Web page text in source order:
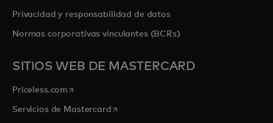
Privacidad y responsabilidad de datos
Normas corporativas vinculantes (BCRs)
SITIOS WEB DE MASTERCARD
Priceless.com se abre en una pestaña nueva
Servicios de Mastercardse abre en una pestaña nueva